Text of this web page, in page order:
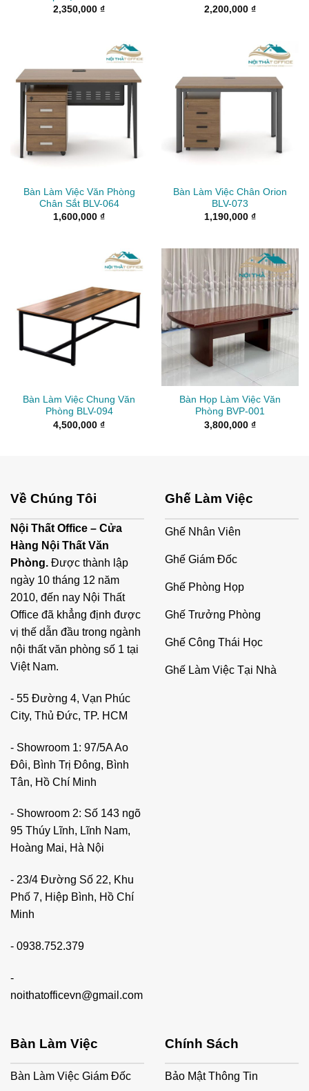
2,350,000 ₫
2,200,000 ₫
Bàn Làm Việc Văn Phòng
Chân Sắt BLV-064
1,600,000 ₫
Bàn Làm Việc Chân Orion
BLV-073
1,190,000 ₫
Bàn Làm Việc Chung Văn
Phòng BLV-094
4,500,000 ₫
Bàn Họp Làm Việc Văn
Phòng BVP-001
3,800,000 ₫
Về Chúng Tôi
Nội Thất Office – Cửa
Hàng Nội Thất Văn
Phòng. Được thành lập
ngày 10 tháng 12 năm
2010, đến nay Nội Thất
Office đã khẳng định được
vị thế dẫn đầu trong ngành
nội thất văn phòng số 1 tại
Việt Nam.
- 55 Đường 4, Vạn Phúc
City, Thủ Đức, TP. HCM
- Showroom 1: 97/5A Ao
Đôi, Bình Trị Đông, Bình
Tân, Hồ Chí Minh
- Showroom 2: Số 143 ngõ
95 Thúy Lĩnh, Lĩnh Nam,
Hoàng Mai, Hà Nội
- 23/4 Đường Số 22, Khu
Phố 7, Hiệp Bình, Hồ Chí
Minh
- 0938.752.379
-
noithatofficevn@gmail.com
Ghế Làm Việc
Ghế Nhân Viên
Ghế Giám Đốc
Ghế Phòng Họp
Ghế Trưởng Phòng
Ghế Công Thái Học
Ghế Làm Việc Tại Nhà
Bàn Làm Việc
Bàn Làm Việc Giám Đốc
Chính Sách
Bảo Mật Thông Tin